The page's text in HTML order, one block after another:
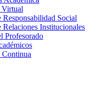
Virtual
Social
Institucionales
Profesorado